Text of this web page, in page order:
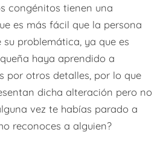
congénitos tienen una
es más fácil que la persona
problemática, ya que es
haya aprendido a
por otros detalles, por lo que
dicha alteración pero no
vez te habías parado a
reconoces a alguien?